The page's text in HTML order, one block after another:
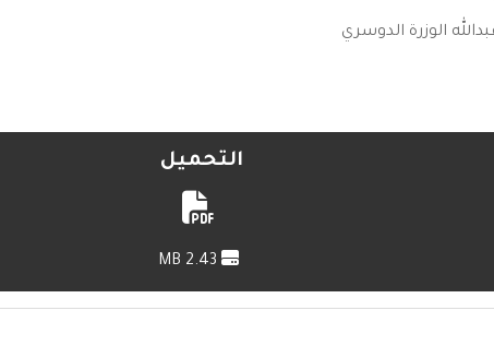
الوزرة الدوسري
التحميل